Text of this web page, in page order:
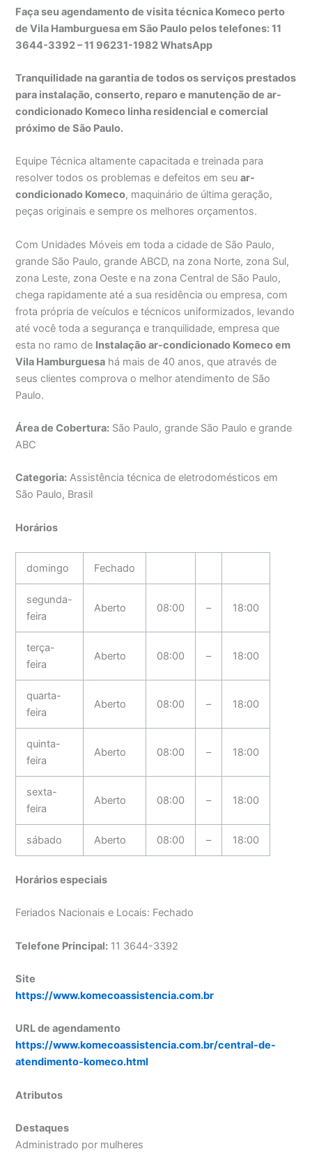
Faça seu agendamento de visita técnica Komeco perto
de Vila Hamburguesa em São Paulo pelos telefones: 11
3644-3392 – 11 96231-1982 WhatsApp
Tranquilidade na garantia de todos os serviços prestados
para instalação, conserto, reparo e manutenção de ar-
condicionado Komeco linha residencial e comercial
próximo de São Paulo.
Equipe Técnica altamente capacitada e treinada para
resolver todos os problemas e defeitos em seuar-
condicionado Komeco, maquinário de última geração,
peças originais e sempre os melhores orçamentos.
Com Unidades Móveis em toda a cidade de São Paulo,
grande São Paulo, grande ABCD, na zona Norte, zona Sul,
zona Leste, zona Oeste e na zona Central de São Paulo,
chega rapidamente até a sua residência ou empresa, com
frota própria de veículos e técnicos uniformizados, levando
até você toda a segurança e tranquilidade, empresa que
esta no ramo de Instalação ar-condicionado Komeco em
Vila Hamburguesa há mais de 40 anos, que através de
seus clientes comprova o melhor atendimento de São
Paulo.
Área de Cobertura: São Paulo, grande São Paulo e grande
ABC
Categoria: Assistência técnica de eletrodomésticos em
São Paulo, Brasil
Horários
domingo Fechado
segunda-
feira
Aberto 08:00 – 18:00
terça-
feira
Aberto 08:00 – 18:00
quarta-
feira
Aberto 08:00 – 18:00
quinta-
feira
Aberto 08:00 – 18:00
sexta-
feira
Aberto 08:00 – 18:00
sábado Aberto 08:00 – 18:00
Horários especiais
Feriados Nacionais e Locais: Fechado
Telefone Principal: 11 3644-3392
Site
https://www.komecoassistencia.com.br
URL de agendamento
https://www.komecoassistencia.com.br/central-de-
atendimento-komeco.html
Atributos
Destaques
Administrado por mulheres